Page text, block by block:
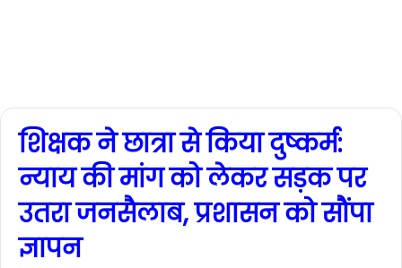
शिक्षक ने छात्रा से किया दुष्कर्म:
न्याय की मांग को लेकर सड़क पर
उतरा जनसैलाब, प्रशासन को सौंपा
ज्ञापन